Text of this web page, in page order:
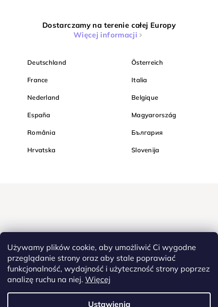
Używamy plików cookie, aby umożliwić Ci wygodne
przeglądanie strony oraz aby stale poprawiać
funkcjonalność, wydajność i użyteczność strony poprzez
analizę ruchu na niej. Więcej
Ustawienia
Dostarczamy na terenie całej Europy
Więcej informacji
Deutschland Österreich
France Italia
Nederland Belgique
España Magyarország
România България
Hrvatska Slovenija
Kupuj bezpiecznie w Diamondi. Dzięki protokołowi HTTPS Twoje
poufne dane są całkowicie bezpieczne - wszystkie informacje
postaci.